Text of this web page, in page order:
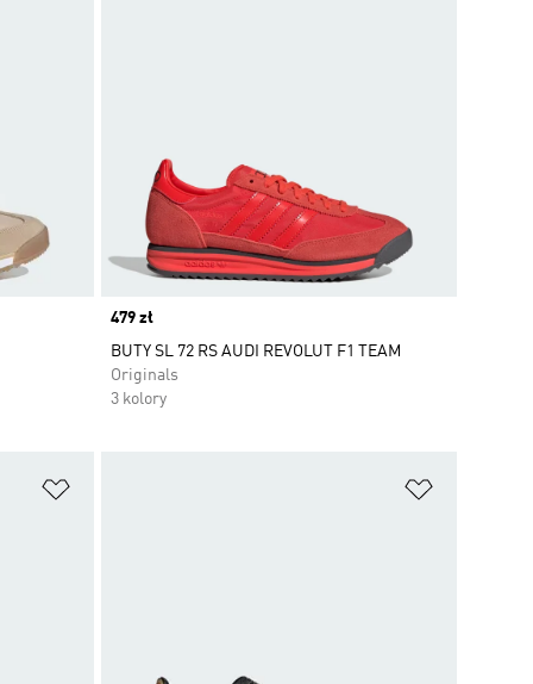
Price
479 zł
BUTY SL 72 RS AUDI REVOLUT F1 TEAM
Originals
3 kolory